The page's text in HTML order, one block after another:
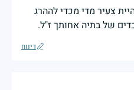
צעיר מדי מכדי לההרג
של בתיה אחותך ז"ל.
דיווח